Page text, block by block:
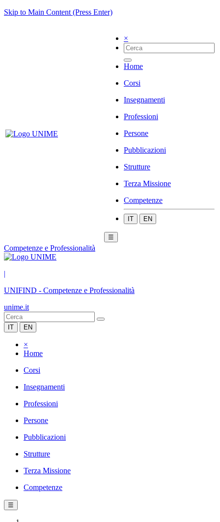
Skip to Main Content (Press Enter)
×
Home
Corsi
Insegnamenti
Professioni
Persone
Pubblicazioni
Strutture
Terza Missione
Competenze
IT EN
☰
Competenze e Professionalità
|
UNIFIND - Competenze e Professionalità
unime.it
IT EN
×
Home
Corsi
Insegnamenti
Professioni
Persone
Pubblicazioni
Strutture
Terza Missione
Competenze
☰